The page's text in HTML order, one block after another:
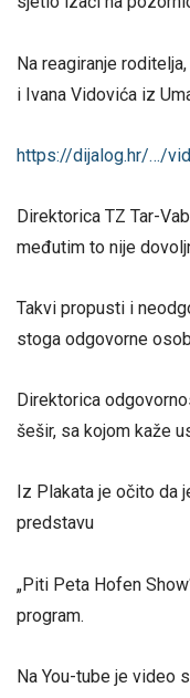
Na reagiranje
i Ivana Vidovića iz
https://dijalog.hr/…/
Direktorica TZ Tar-
međutim to nije
Takvi propusti i
stoga odgovorne
Direktorica
šešir, sa kojom kaže
Iz Plakata je očito da
predstavu
„Piti Peta Hofen
program.
Na You-tube je video